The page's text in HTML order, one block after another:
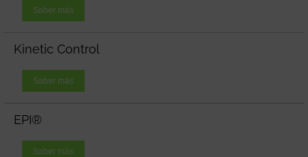
Saber más
Kinetic Control
Saber más
EPI®
Saber más